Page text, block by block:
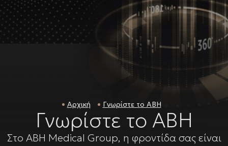
Αρχική Γνωρίστε το ΑΒH
Γνωρίστε το ΑΒH
Στο ABH Medical Group, η φροντίδα σας είναι